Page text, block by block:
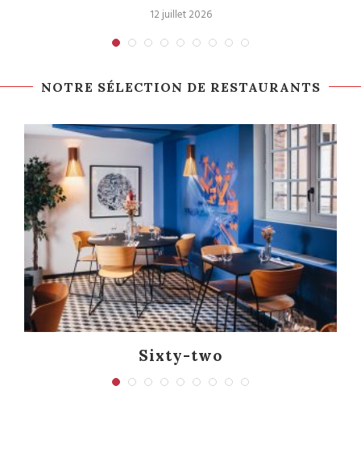
12 juillet 2026
NOTRE SÉLECTION DE RESTAURANTS
Sixty-two